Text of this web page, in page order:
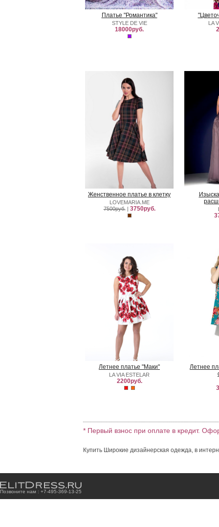
Платье "Романтика"
STYLE DE VIE
18000руб.
LA
Женственное платье в клетку
LOVEMARIA.ME
7500руб.| 3750руб.
Летнее платье "Маки"
LA VIA ESTELAR
2200руб.
Летнее
* Первый взнос при оплате в кредит.
Купить Широкие дизайнерская одежда, в
Позвоните нам : +7-495-369-13-25